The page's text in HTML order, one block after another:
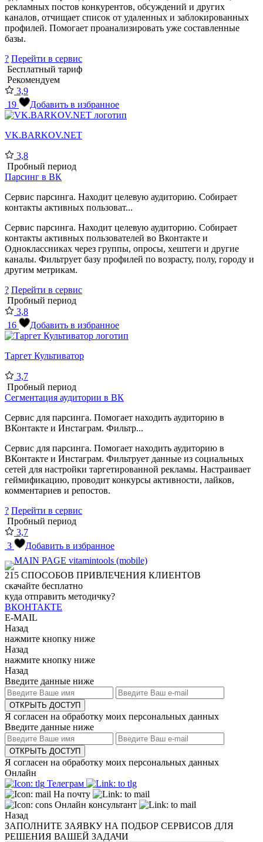
рекламных постов конкурентов, обсуждений и других
каналов, отчищает список от удаленных и заблокированных
профилей. Помогает проанализировать уже составленные
базы.
? Перейти в сервис
Бесплатный тариф
Рекомендуем
3,9
19
Добавить в избранное
VK.BARKOV.NET
3,8
Пробный период
Парсинг в ВК
Сервис парсинга. Находит целевую аудиторию. Собирает
контакты активных пользоват...
Сервис парсинга. Находит целевую аудиторию. Собирает
контакты активных пользователей во Вконтакте и
Одноклассниках через группы, опросы, хештеги и другие
каналы. Фильтрует базу профилей по возрасту, полу, городу и
другим метрикам.
? Перейти в сервис
Пробный период
3,8
16
Добавить в избранное
Таргет Культиватор
3,7
Пробный период
Сегментация аудитории в ВК
Сервис для парсинга. Помогает находить аудиторию в
ВКонтакте и Инстаграм. Фильтр...
Сервис для парсинга. Помогает находить аудиторию в
ВКонтакте и Инстаграм. Фильтрует данные из социальных
сетей для настройки таргетированной рекламы. Настраивает
геймификацию, проводит конкурсы активности, лайков,
комментариев и репостов.
? Перейти в сервис
Пробный период
3,7
3
Добавить в избранное
215 СПОСОБОВ ПРИВЛЕЧЕНИЯ КЛИЕНТОВ
скачайте бесплатно
куда отправить методичку?
ВКОНТАКТЕ
E-MAIL
Назад
нажмите кнопку ниже
Назад
нажмите кнопку ниже
Назад
Введите данные ниже
ОТКРЫТЬ ДОСТУП
Я согласен на обработку моих персональных данных
Введите данные ниже
ОТКРЫТЬ ДОСТУП
Я согласен на обработку моих персональных данных
Онлайн
Телеграм
На почту
Онлайн консультант
Назад
ЗАПОЛНИТЕ ЗАЯВКУ НА ПОДБОР СЕРВИСОВ ДЛЯ
РЕШЕНИЯ ВАШЕЙ ЗАДАЧИ